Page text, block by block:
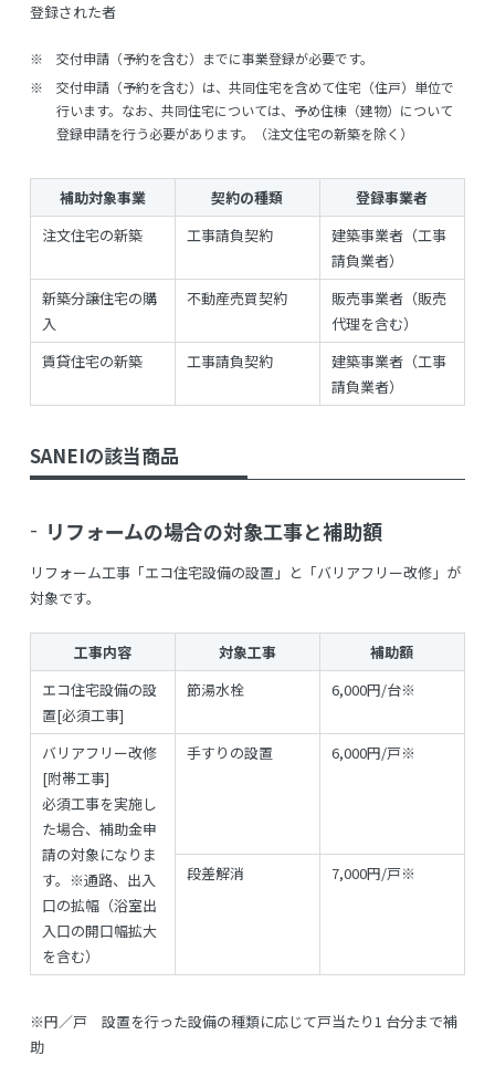
登録された者
※
交付申請（予約を含む）までに事業登録が必要です。
※
交付申請（予約を含む）は、共同住宅を含めて住宅（住戸）単位で
行います。なお、共同住宅については、予め住棟（建物）について
登録申請を行う必要があります。（注文住宅の新築を除く）
補助対象事業 契約の種類
登録事業者
注文住宅の新築
工事請負契約
建築事業者（工事
請負業者）
新築分譲住宅の購
入
不動産売買契約
販売事業者（販売
代理を含む）
賃貸住宅の新築
工事請負契約
建築事業者（工事
請負業者）
SANEIの該当商品
リフォームの場合の対象工事と補助額
リフォーム工事「エコ住宅設備の設置」と「バリアフリー改修」が
対象です。
工事内容 対象工事
補助額
エコ住宅設備の設
置[必須工事]
節湯水栓 6,000円/台※
バリアフリー改修
[附帯工事]
必須工事を実施し
た場合、補助金申
請の対象になりま
す。※通路、出入
口の拡幅（浴室出
入口の開口幅拡大
を含む）
手すりの設置 6,000円/戸※
段差解消 7,000円/戸※
※円／戸 設置を行った設備の種類に応じて戸当たり1 台分まで補
助